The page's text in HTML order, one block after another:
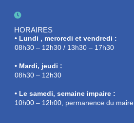
HORAIRES
• Lundi , mercredi et vendredi :
08h30 – 12h30 / 13h30 – 17h30
• Mardi, jeudi :
08h30 – 12h30
• Le samedi, semaine impaire :
10h00 – 12h00, permanence du maire.